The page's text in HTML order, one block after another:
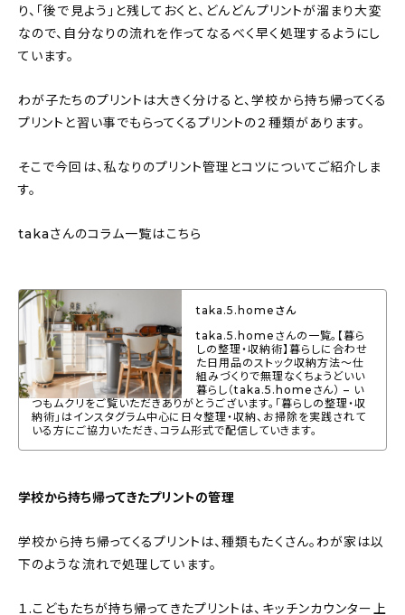
About
会社概要
り、「後で見よう」と残しておくと、どんどんプリントが溜まり大変
なので、自分なりの流れを作ってなるべく早く処理するようにし
ています。
わが子たちのプリントは大きく分けると、学校から持ち帰ってくる
プリントと習い事でもらってくるプリントの２種類があります。
そこで今回は、私なりのプリント管理とコツについてご紹介しま
す。
takaさんのコラム一覧はこちら
taka.5.homeさん
taka.5.homeさんの一覧。【暮ら
しの整理・収納術】暮らしに合わせ
た日用品のストック収納方法～仕
組みづくりで無理なくちょうどいい
暮らし（taka.5.homeさん） – い
つもムクリをご覧いただきありがとうございます。「暮らしの整理・収
納術」はインスタグラム中心に日々整理・収納、お掃除を実践されて
いる方にご協力いただき、コラム形式で配信していきます。
学校から持ち帰ってきたプリントの管理
学校から持ち帰ってくるプリントは、種類もたくさん。わが家は以
下のような流れで処理しています。
１.こどもたちが持ち帰ってきたプリントは、キッチンカウンター上